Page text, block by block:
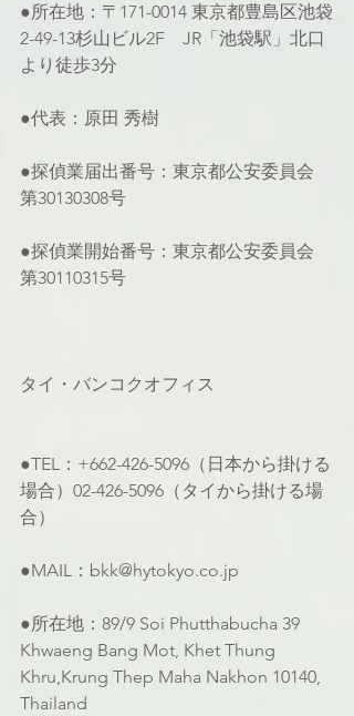
●所在地：〒171-0014 東京都豊島区池袋
2-49-13杉山ビル2F　JR「池袋駅」北口
より徒歩3分
●代表：原田 秀樹
●探偵業届出番号：東京都公安委員会
第30130308号
●探偵業開始番号：東京都公安委員会
第30110315号
タイ・バンコクオフィス
●TEL：+662-426-5096（日本から掛ける
場合）02-426-5096（タイから掛ける場
合）
●MAIL：bkk@hytokyo.co.jp
●所在地：89/9 Soi Phutthabucha 39
Khwaeng Bang Mot, Khet Thung
Khru,Krung Thep Maha Nakhon 10140,
Thailand